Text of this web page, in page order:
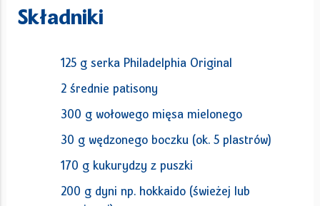
Składniki
125 g serka Philadelphia Original
2 średnie patisony
300 g wołowego mięsa mielonego
30 g wędzonego boczku (ok. 5 plastrów)
170 g kukurydzy z puszki
200 g dyni np. hokkaido (świeżej lub